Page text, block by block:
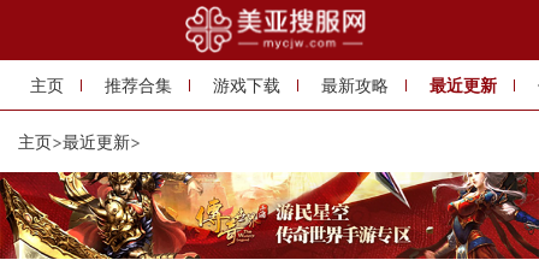
主页 推荐合集 游戏下载 最新攻略 最近更新
主页>最近更新>